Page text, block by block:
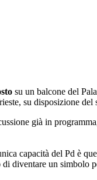
su un balcone del
su disposizione
già in
capacità del Pd è
diventare un